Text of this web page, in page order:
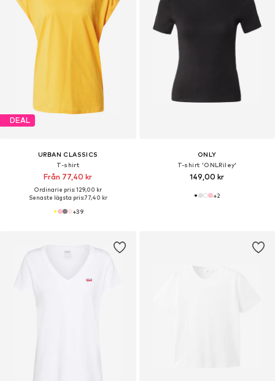
DEAL
URBAN CLASSICS
T-shirt
Från 77,40 kr
Ordinarie pris: 129,00 kr
Senaste lägsta pris:77,40 kr
+39
ONLY
T-shirt 'ONLRiley'
149,00 kr
+2